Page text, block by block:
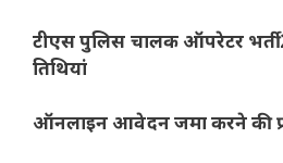
टीएस पुलिस चालक ऑपरेटर भर्ती
तिथियां
ऑनलाइन आवेदन जमा करने की